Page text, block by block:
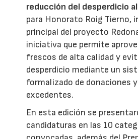
reducción del desperdicio
para Honorato Roig Tierno,
principal del proyecto
iniciativa que permite
frescos de alta calidad y
desperdicio mediante un
formalizado de donaciones
excedentes.
En esta edición se
candidaturas en las 10